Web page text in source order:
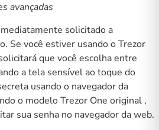
avançadas
solicitado a
Se você estiver usando oTrezor
que você escolha entre
a tela sensível ao toque do
usando o navegador da
o modelo Trezor One original ,
sua senha no navegador da web.